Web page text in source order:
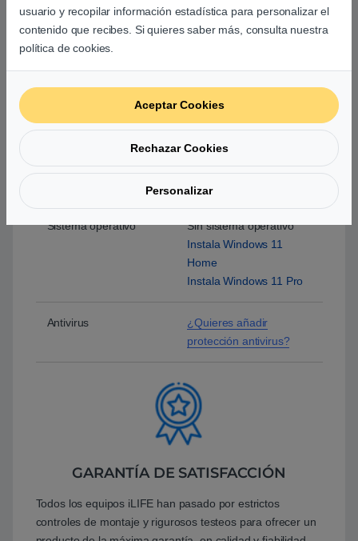
Bluetooth 5.2
Explora nuestra
sección de monitores
Periféricos
Explora nuestra
sección de periféricos
Sistema operativo
Sin sistema operativo
Instala Windows 11
Home
Instala Windows 11 Pro
Antivirus
¿Quieres añadir
protección antivirus?
GARANTÍA DE SATISFACCIÓN
Todos los equipos iLIFE han pasado por estrictos
controles de montaje y rigurosos testeos para ofrecer un
usuario y recopilar información estadística para personalizar el
contenido que recibes. Si quieres saber más, consulta nuestra
política de cookies.
Aceptar Cookies
Rechazar Cookies
Personalizar